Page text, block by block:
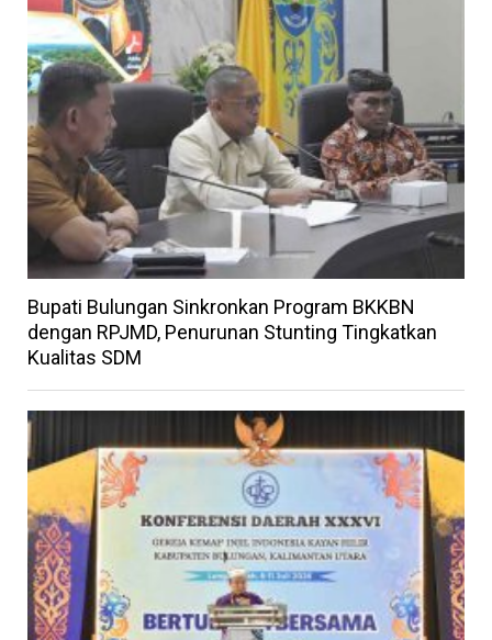
Bupati Bulungan Sinkronkan Program BKKBN
dengan RPJMD, Penurunan Stunting Tingkatkan
Kualitas SDM